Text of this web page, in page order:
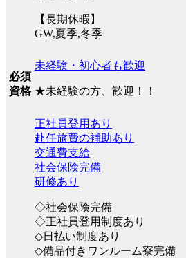
【長期休暇】
GW,夏季,冬季
必須
資格
未経験・初心者も歓迎
★未経験の方、歓迎！！
正社員登用あり
赴任旅費の補助あり
交通費支給
社会保険完備
研修あり
◇社会保険完備
◇正社員登用制度あり
◇日払い制度あり
◇備品付きワンルーム寮完備